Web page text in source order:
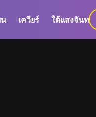
น เควียร์ ใต้แสงจันทร์